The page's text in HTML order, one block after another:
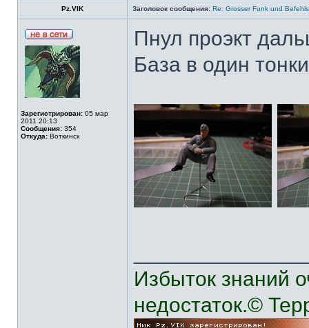
Pz.VIK Заголовок сообщения: Re: Grosser Funk und
Зарегистрирован: 05 мар
2011 20:13
Сообщения: 354
Откуда: Воткинск
Пнул проэкт
База в один
Избыток знаний
недостаток.©